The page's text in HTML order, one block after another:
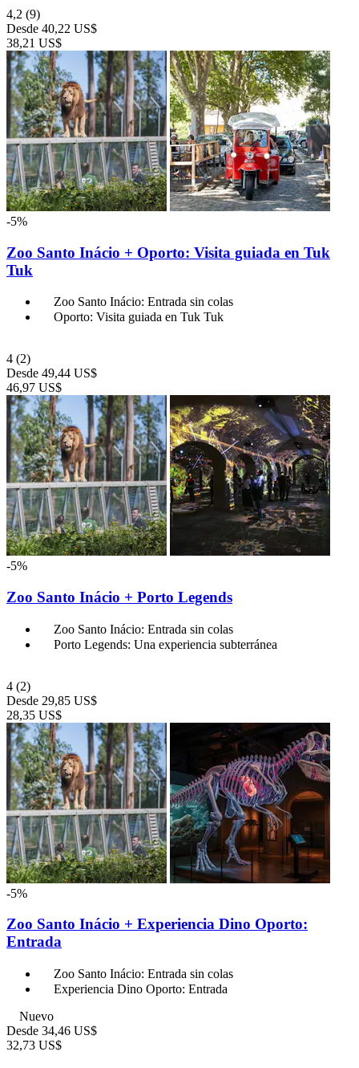
4,2 (9)
Desde 40,22 US$
38,21 US$
-5%
Zoo Santo Inácio + Oporto: Visita guiada en Tuk
Tuk
Zoo Santo Inácio: Entrada sin colas
Oporto: Visita guiada en Tuk Tuk
4 (2)
Desde 49,44 US$
46,97 US$
-5%
Zoo Santo Inácio + Porto Legends
Zoo Santo Inácio: Entrada sin colas
Porto Legends: Una experiencia subterránea
4 (2)
Desde 29,85 US$
28,35 US$
-5%
Zoo Santo Inácio + Experiencia Dino Oporto:
Entrada
Zoo Santo Inácio: Entrada sin colas
Experiencia Dino Oporto: Entrada
Nuevo
Desde 34,46 US$
32,73 US$